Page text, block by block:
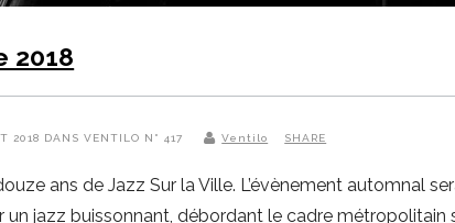
2018
2018 DANS VENTILO N° 417 Ventilo SHARE
ans de Jazz Sur la Ville. L’évènement automnal
un jazz buissonnant, débordant le cadre métropolitain